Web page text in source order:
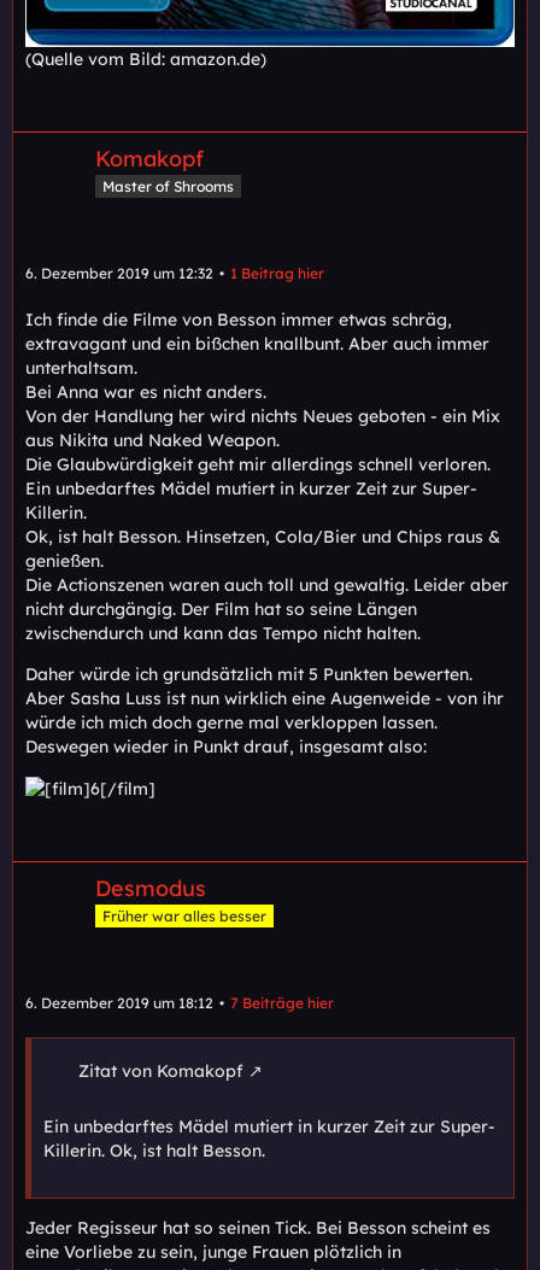
(Quelle vom Bild: amazon.de)
Komakopf
Master of Shrooms
6. Dezember 2019 um 12:32 1 Beitrag hier
Ich finde die Filme von Besson immer etwas schräg,
extravagant und ein bißchen knallbunt. Aber auch immer
unterhaltsam.
Bei Anna war es nicht anders.
Von der Handlung her wird nichts Neues geboten - ein Mix
aus Nikita und Naked Weapon.
Die Glaubwürdigkeit geht mir allerdings schnell verloren.
Ein unbedarftes Mädel mutiert in kurzer Zeit zur Super-
Killerin.
Ok, ist halt Besson. Hinsetzen, Cola/Bier und Chips raus &
genießen.
Die Actionszenen waren auch toll und gewaltig. Leider aber
nicht durchgängig. Der Film hat so seine Längen
zwischendurch und kann das Tempo nicht halten.
Daher würde ich grundsätzlich mit 5 Punkten bewerten.
Aber Sasha Luss ist nun wirklich eine Augenweide - von ihr
würde ich mich doch gerne mal verkloppen lassen.
Deswegen wieder in Punkt drauf, insgesamt also:
Desmodus
Früher war alles besser
6. Dezember 2019 um 18:12 7 Beiträge hier
Zitat von Komakopf
Ein unbedarftes Mädel mutiert in kurzer Zeit zur Super-
Killerin. Ok, ist halt Besson.
Jeder Regisseur hat so seinen Tick. Bei Besson scheint es
eine Vorliebe zu sein, junge Frauen plötzlich in